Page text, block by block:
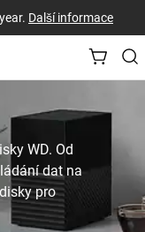
Další informace
WD. Od
dat na
pro